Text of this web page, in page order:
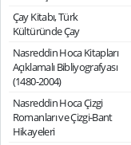
Çay Kitabı, Türk
Kültüründe Çay
Nasreddin Hoca Kitapları
Açıklamalı Bibliyografyası
(1480-2004)
Nasreddin Hoca Çizgi
Romanları ve Çizgi-Bant
Hikayeleri